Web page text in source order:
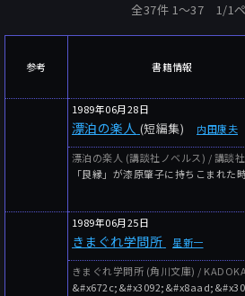
～
読者数
年代
年代と月の範囲
先月以降 今月
細かく検索
全37件 1〜37 1/1
参考 書籍情報
1989年06月28日
漂泊の楽人 (短編集) 内田康夫
漂泊の楽人 (講談社ノベルス) / 講談社
「良縁」が漆原肇子に持ちこまれた
1989年06月25日
きまぐれ学問所 星新一
きまぐれ学問所 (角川文庫) /